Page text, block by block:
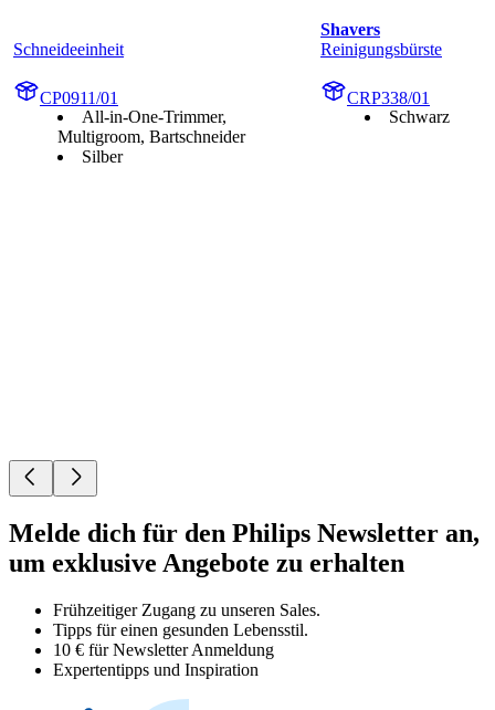
Schneideeinheit
CP0911/01
All-in-One-Trimmer,
Multigroom, Bartschneider
Silber
Shavers
Reinigungsbürste
CRP338/01
Schwarz
Melde dich für den Philips Newsletter an,
um exklusive Angebote zu erhalten
Frühzeitiger Zugang zu unseren Sales.
Tipps für einen gesunden Lebensstil.
10 € für Newsletter Anmeldung
Expertentipps und Inspiration